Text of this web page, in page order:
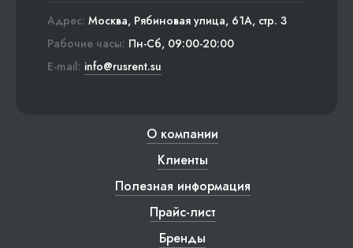
Адрес: Москва, Рябиновая улица, 61А, стр. 3
Рабочие часы: Пн-Сб, 09:00-20:00
E-mail: info@rusrent.su
О компании
Клиенты
Полезная информация
Прайс-лист
Бренды